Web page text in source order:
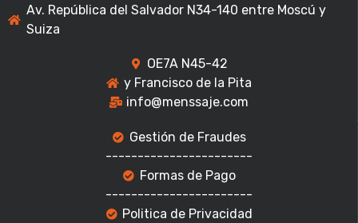
Av. República del Salvador N34-140 entre Moscú y
Suiza
OE7A N45-42
y Francisco de la Pita
info@menssaje.com
Gestión de Fraudes
-----------------------
Formas de Pago
-----------------------
Politica de Privacidad